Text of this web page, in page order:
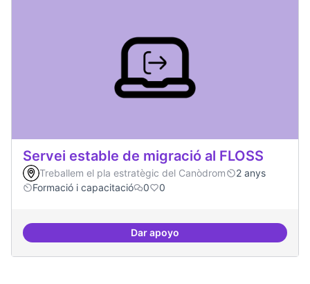
Servei estable de migració al FLOSS
Treballem el pla estratègic del Canòdrom
2 anys
Formació i capacitació
0 0
Dar apoyoServei estable de migració al